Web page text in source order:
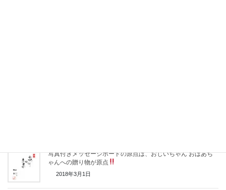
写真付きメッセージボードの原点は、おじいちゃん おばあち
ゃんへの贈り物が原点
2018年3月1日